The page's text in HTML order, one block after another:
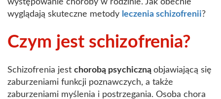
występowanie choroby w rodzinie. Jak obecnie
wyglądają skuteczne metody leczenia schizofrenii?
Czym jest schizofrenia?
Schizofrenia jest chorobą psychiczną objawiającą się
zaburzeniami funkcji poznawczych, a także
zaburzeniami myślenia i postrzegania. Osoba chora